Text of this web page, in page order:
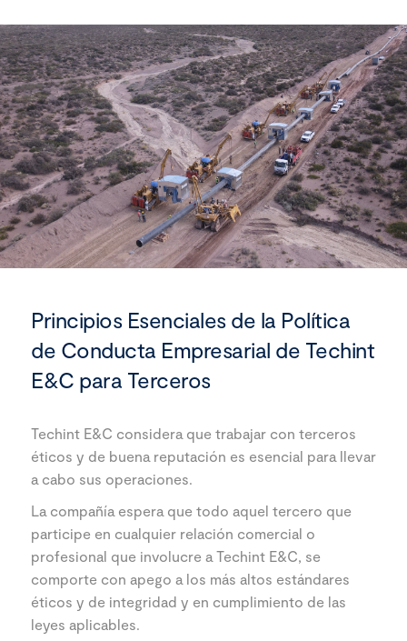
Principios Esenciales de la Política
de Conducta Empresarial de Techint
E&C para Terceros
Techint E&C considera que trabajar con terceros
éticos y de buena reputación es esencial para llevar
a cabo sus operaciones.
La compañía espera que todo aquel tercero que
participe en cualquier relación comercial o
profesional que involucre a Techint E&C, se
comporte con apego a los más altos estándares
éticos y de integridad y en cumplimiento de las
leyes aplicables.